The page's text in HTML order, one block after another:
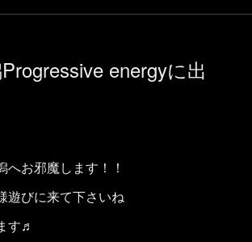
energyに出
お邪魔します！！
遊びに来て下さいね
す♬